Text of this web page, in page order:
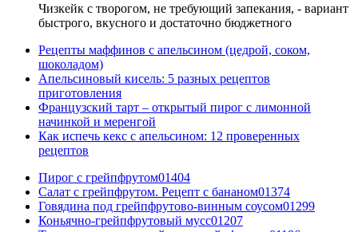
Чизкейк с творогом, не требующий запекания, - вариант
быстрого, вкусного и достаточно бюджетного
Рецепты маффинов с апельсином (цедрой, соком,
шоколадом)
Апельсиновый кисель: 5 разных рецептов
приготовления
Французский тарт – открытый пирог с лимонной
начинкой и меренгой
Как испечь кекс с апельсином: 12 проверенных
рецептов
Пирог с грейпфрутом01404
Салат с грейпфрутом. Рецепт с бананом01374
Говядина под грейпфрутово-винным соусом01299
Коньячно-грейпфрутовый мусс01207